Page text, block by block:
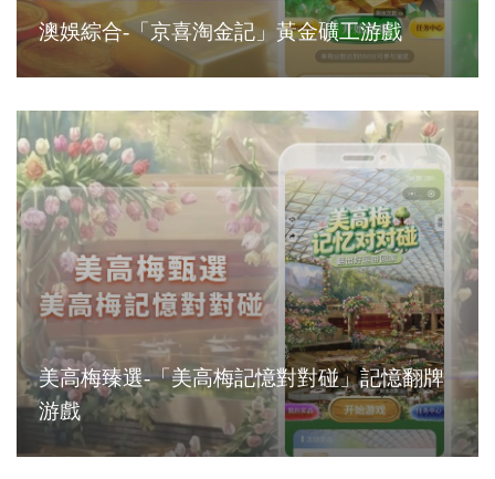
澳娛綜合-「京喜淘金記」黃金礦工游戲
美高梅臻選-「美高梅記憶對對碰」記憶翻牌
游戲